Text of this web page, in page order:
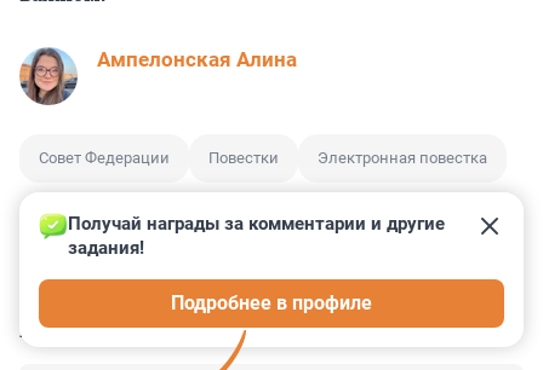
Ампелонская Алина
Совет Федерации Повестки Электронная повестка
КОММЕНТАРИИ 93
Получай награды за комментарии и другие
задания!
Подробнее в профиле